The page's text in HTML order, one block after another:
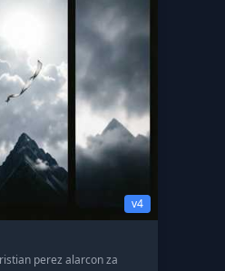
v4
perez alarcon za